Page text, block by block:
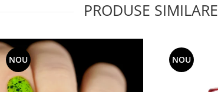
PRODUSE SIMILARE
NOU NOU